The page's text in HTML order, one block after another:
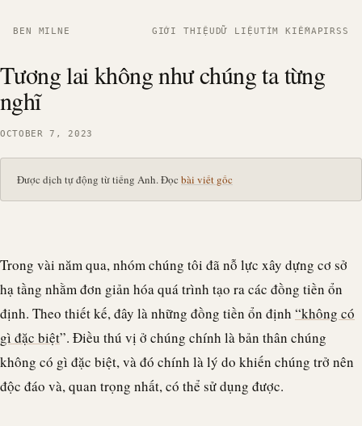
BEN MILNE GIỚI THIỆUDỮ LIỆUTÌM KIẾMAPIRSS
Tương lai không như chúng ta từng
nghĩ
OCTOBER 7, 2023
Được dịch tự động từ tiếng Anh. Đọc bài viết gốc
Trong vài năm qua, nhóm chúng tôi đã nỗ lực xây dựng cơ sở
hạ tầng nhằm đơn giản hóa quá trình tạo ra các đồng tiền ổn
định. Theo thiết kế, đây là những đồng tiền ổn định “không có
gì đặc biệt”. Điều thú vị ở chúng chính là bản thân chúng
không có gì đặc biệt, và đó chính là lý do khiến chúng trở nên
độc đáo và, quan trọng nhất, có thể sử dụng được.